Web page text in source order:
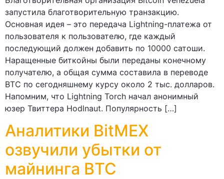
запустила благотворительную транзакцию.
Основная идея – это передача Lightning-платежа от
пользователя к пользователю, где каждый
последующий должен добавить по 10000 сатоши.
Наращенные биткойны были переданы конечному
получателю, а общая сумма составила в переводе
ВТС по сегодняшнему курсу около 2 тыс. долларов.
Напомним, что Lightning Torch начал анонимный
юзер Твиттера Hodlnaut. Популярность […]
Аналитики BitMEX
озвучили убытки от
майнинга ВТС